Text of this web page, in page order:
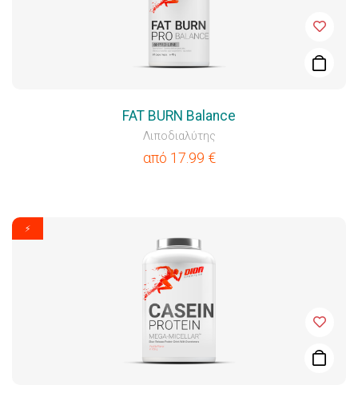
FAT BURN Balance
Λιποδιαλύτης
από 17.99 €
⚡